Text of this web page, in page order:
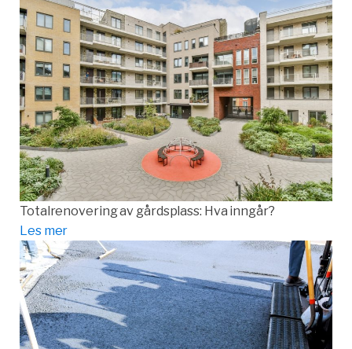
Totalrenovering av gårdsplass: Hva inngår?
Les mer